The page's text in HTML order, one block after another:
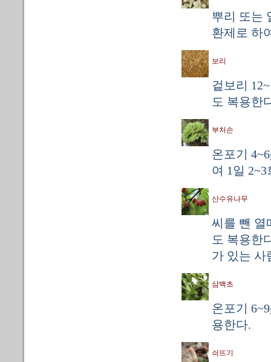
뿌리 또는
환제로 하
보리
겉보리
도 복용한
부처손
온포기
여 1일
산수유나무
씨를 뺀 열
도 복용한
가 있는 사
삼백초
온포기
용한다.
쇠뜨기